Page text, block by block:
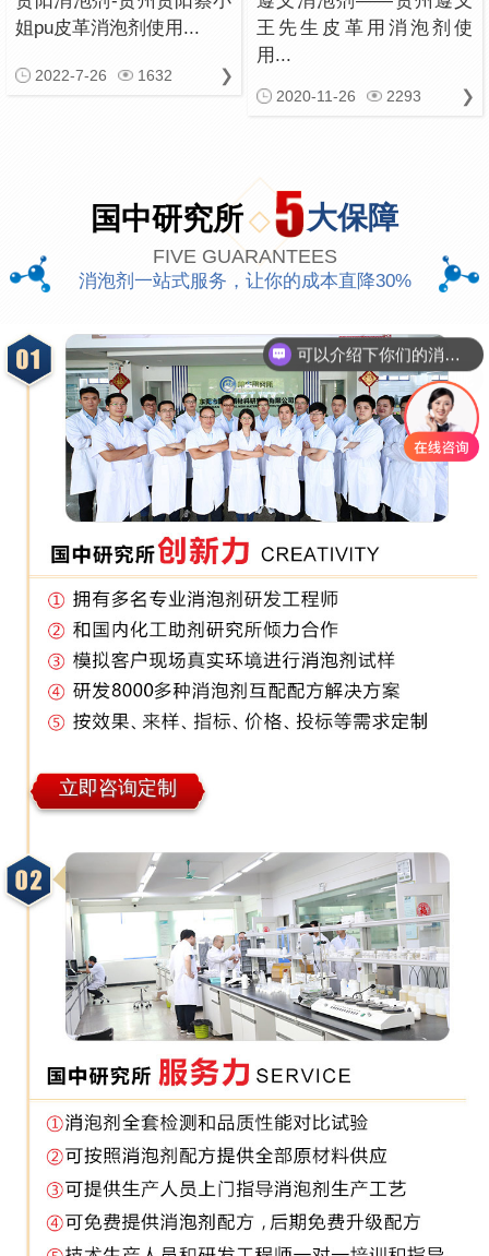
姐pu皮革消泡剂使用...
2022-7-26 1632
王先生皮革用消泡剂使
用...
2020-11-26 2293
国中研究所 大保障
FIVE GUARANTEES
消泡剂一站式服务，让你的成本直降30%
立即咨询定制
你们是怎么收费的呢